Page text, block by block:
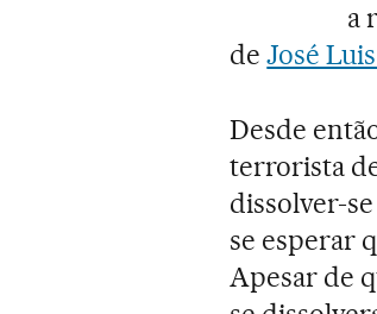
a
deJosé
Desde
terrorista
dissolver-
se esperar
Apesar de